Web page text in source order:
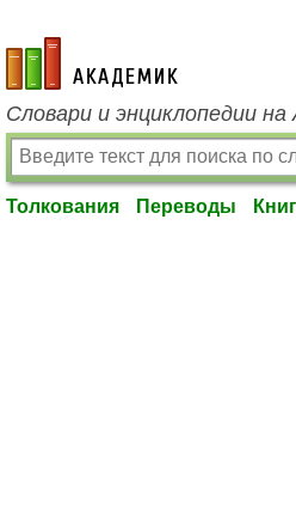
academic.ru
Словари и энциклопедии на
Толкования Переводы